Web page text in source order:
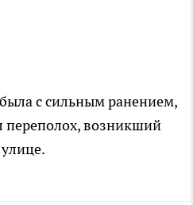
с сильным ранением,
переполох, возникший